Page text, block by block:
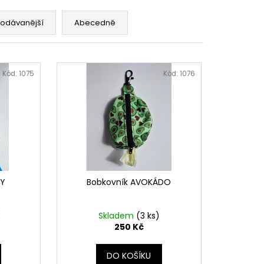
Abecedně
Kód: 1075
Bobkovník AVOKÁDO
Skladem (3 ks)
250 Kč
DO KOŠÍKU
Kód: 1076